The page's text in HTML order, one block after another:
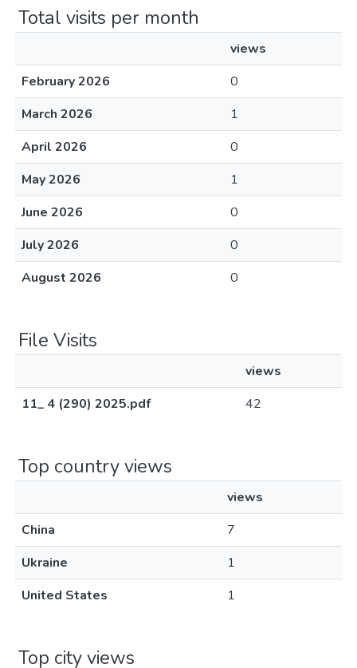
Total visits per month
views
February 2026
0
March 2026
1
April 2026
0
May 2026
1
June 2026
0
July 2026
0
August 2026
0
File Visits
views
11_ 4 (290) 2025.pdf
42
Top country views
views
China
7
Ukraine
1
United States
1
Top city views